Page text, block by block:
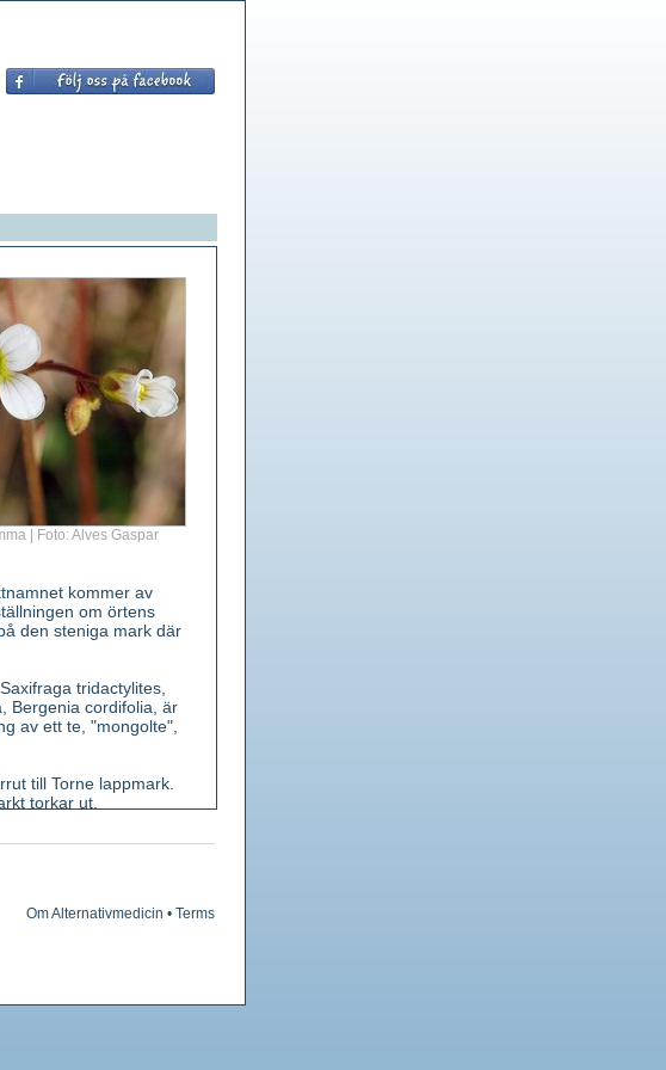
| Foto: Alves Gaspar
kommer av
om örtens
den steniga mark där
tridactylites,
Bergenia cordifolia, är
av ett te, "mongolte",
till Torne lappmark.
torkar ut.
längst upp är lätt
30 mm långa.
Om Alternativmedicin • Terms